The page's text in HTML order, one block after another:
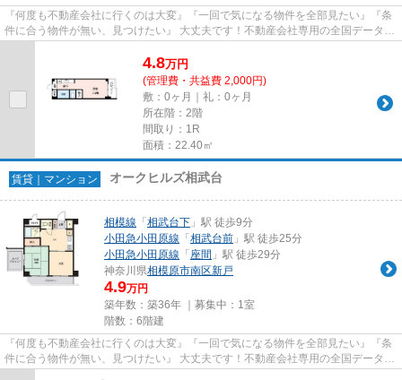
『何度も不動産会社に行くのは大変』『一回で気になる物件を全部見たい』『条
件に合う物件が無い、見つけたい』 大丈夫です！不動産会社専用の全国データベ
4.8万円
(管理費・共益費 2,000円)
敷：0ヶ月｜礼：0ヶ月
所在階：2階
間取り：1R
面積：22.40㎡
賃貸｜マンション オークヒルズ相武台
相模線 「 相武台下 」駅 徒歩9分
小田急小田原線 「 相武台前 」駅 徒歩25分
小田急小田原線 「 座間 」駅 徒歩29分
神奈川県相模原市南区新戸
4.9万円
築年数：築36年 ｜募集中： 1室
階数：6階建
『何度も不動産会社に行くのは大変』『一回で気になる物件を全部見たい』『条
件に合う物件が無い、見つけたい』 大丈夫です！不動産会社専用の全国データベ